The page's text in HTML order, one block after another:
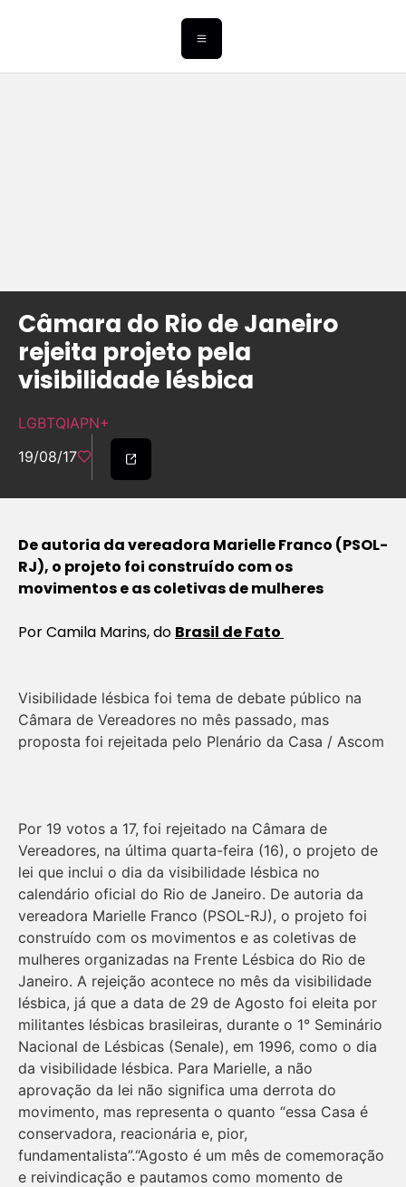
Câmara do Rio de Janeiro
rejeita projeto pela
visibilidade lésbica
LGBTQIAPN+
19/08/17
De autoria da vereadora Marielle Franco (PSOL-
RJ), o projeto foi construído com os
movimentos e as coletivas de mulheres
Por Camila Marins, do Brasil de Fato
Visibilidade lésbica foi tema de debate público na
Câmara de Vereadores no mês passado, mas
proposta foi rejeitada pelo Plenário da Casa / Ascom
Por 19 votos a 17, foi rejeitado na Câmara de
Vereadores, na última quarta-feira (16), o projeto de
lei que inclui o dia da visibilidade lésbica no
calendário oficial do Rio de Janeiro. De autoria da
vereadora Marielle Franco (PSOL-RJ), o projeto foi
construído com os movimentos e as coletivas de
mulheres organizadas na Frente Lésbica do Rio de
Janeiro. A rejeição acontece no mês da visibilidade
lésbica, já que a data de 29 de Agosto foi eleita por
militantes lésbicas brasileiras, durante o 1° Seminário
Nacional de Lésbicas (Senale), em 1996, como o dia
da visibilidade lésbica. Para Marielle, a não
aprovação da lei não significa uma derrota do
movimento, mas representa o quanto “essa Casa é
conservadora, reacionária e, pior,
fundamentalista”.“Agosto é um mês de comemoração
e reivindicação e pautamos como momento de